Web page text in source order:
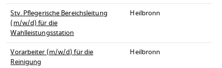
Stv. Pflegerische Bereichsleitung
(m/w/d) für die
Wahlleistungsstation
Heilbronn
Vorarbeiter (m/w/d) für die
Reinigung
Heilbronn